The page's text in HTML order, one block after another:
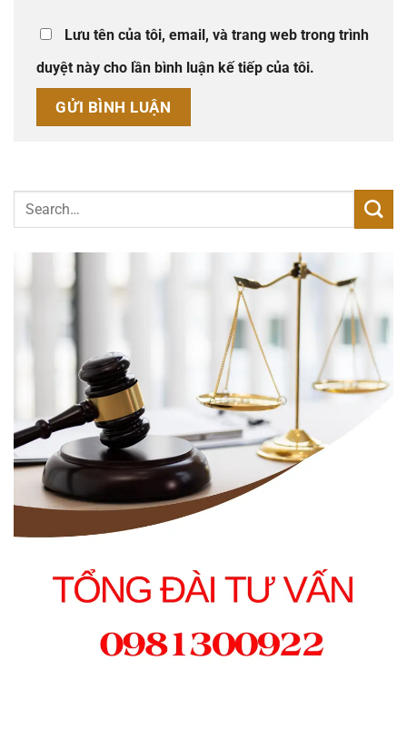
Lưu tên của tôi, email, và trang web trong trình
duyệt này cho lần bình luận kế tiếp của tôi.